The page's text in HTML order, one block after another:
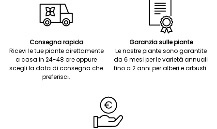
Consegna rapida
Ricevi le tue piante direttamente
a casa in 24-48 ore oppure
scegli la data di consegna che
preferisci.
Garanzia sulle piante
Le nostre piante sono garantite
da 6 mesi per le varietà annuali
fino a 2 anni per alberi e arbusti.